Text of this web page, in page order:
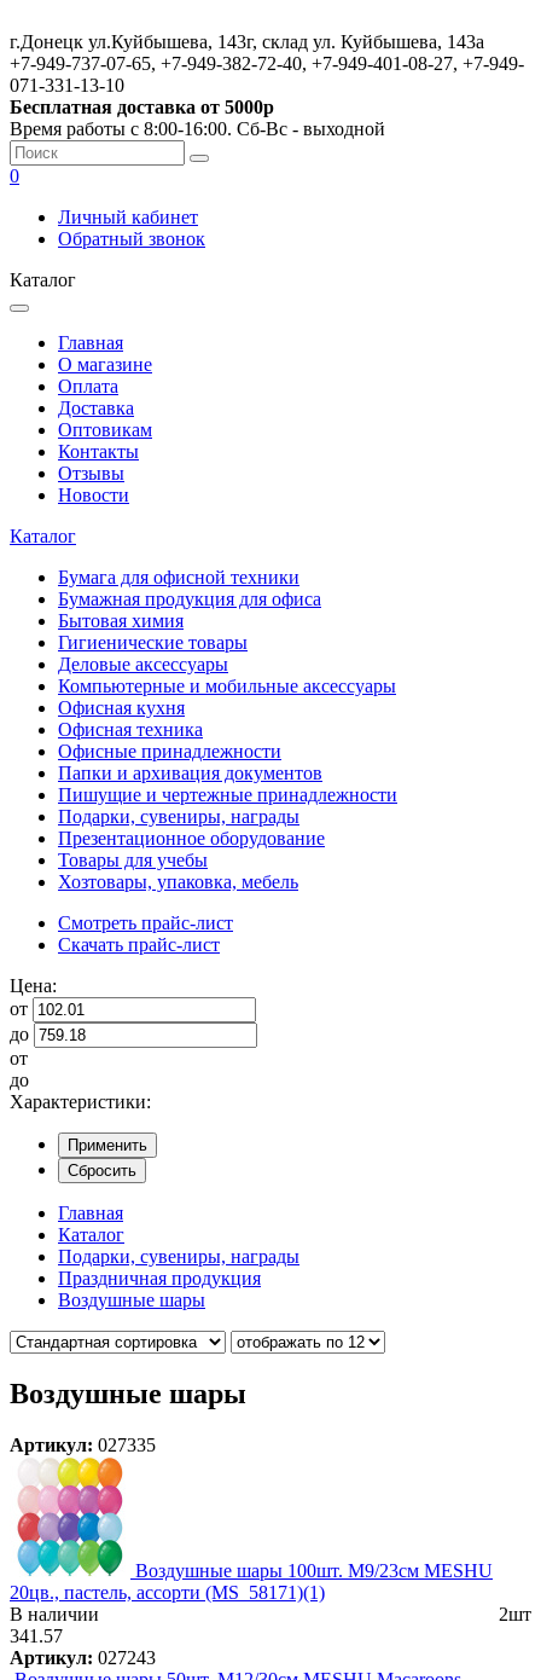
г.Донецк ул.Куйбышева, 143г, склад ул. Куйбышева, 143а
+7-949-737-07-65, +7-949-382-72-40, +7-949-401-08-27, +7-949-
071-331-13-10
Бесплатная доставка от 5000р
Время работы с 8:00-16:00. Сб-Вс - выходной
0
Личный кабинет
Обратный звонок
Каталог
Главная
О магазине
Оплата
Доставка
Оптовикам
Контакты
Отзывы
Новости
Каталог
Бумага для офисной техники
Бумажная продукция для офиса
Бытовая химия
Гигиенические товары
Деловые аксессуары
Компьютерные и мобильные аксессуары
Офисная кухня
Офисная техника
Офисные принадлежности
Папки и архивация документов
Пишущие и чертежные принадлежности
Подарки, сувениры, награды
Презентационное оборудование
Товары для учебы
Хозтовары, упаковка, мебель
Смотреть прайс-лист
Скачать прайс-лист
Цена:
от
до
от
до
Характеристики:
Применить
Сбросить
Главная
Каталог
Подарки, сувениры, награды
Праздничная продукция
Воздушные шары
Воздушные шары
Артикул: 027335
Воздушные шары 100шт. М9/23см MESHU
20цв., пастель, ассорти (MS_58171)(1)
В наличии
2шт
341.57
Артикул: 027243